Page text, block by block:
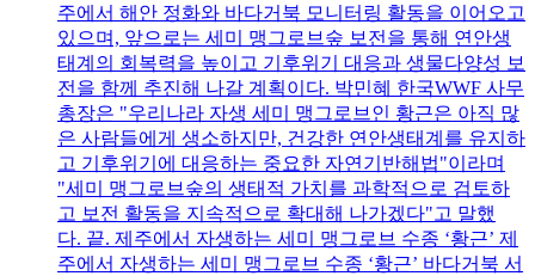
주에서 해안 정화와 바다거북 모니터링 활동을 이어오고
있으며, 앞으로는 세미 맹그로브숲 보전을 통해 연안생
태계의 회복력을 높이고 기후위기 대응과 생물다양성 보
전을 함께 추진해 나갈 계획이다. 박민혜 한국WWF 사무
총장은 "우리나라 자생 세미 맹그로브인 황근은 아직 많
은 사람들에게 생소하지만, 건강한 연안생태계를 유지하
고 기후위기에 대응하는 중요한 자연기반해법"이라며
"세미 맹그로브숲의 생태적 가치를 과학적으로 검토하
고 보전 활동을 지속적으로 확대해 나가겠다"고 말했
다. 끝. 제주에서 자생하는 세미 맹그로브 수종 ‘황근’ 제
주에서 자생하는 세미 맹그로브 수종 ‘황근’ 바다거북 서